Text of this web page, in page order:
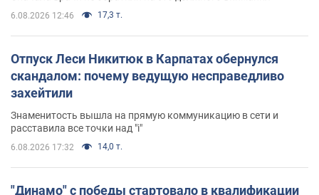
6.08.2026 12:46 17,3 т.
Отпуск Леси Никитюк в Карпатах обернулся
скандалом: почему ведущую несправедливо
захейтили
Знаменитость вышла на прямую коммуникацию в сети и
расставила все точки над "i"
6.08.2026 17:32 14,0 т.
"Динамо" с победы стартовало в квалификации